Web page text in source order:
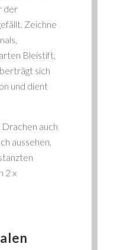
der
Zeichne
Bleistift,
sich
und dient
auch
aussehen,
2 x